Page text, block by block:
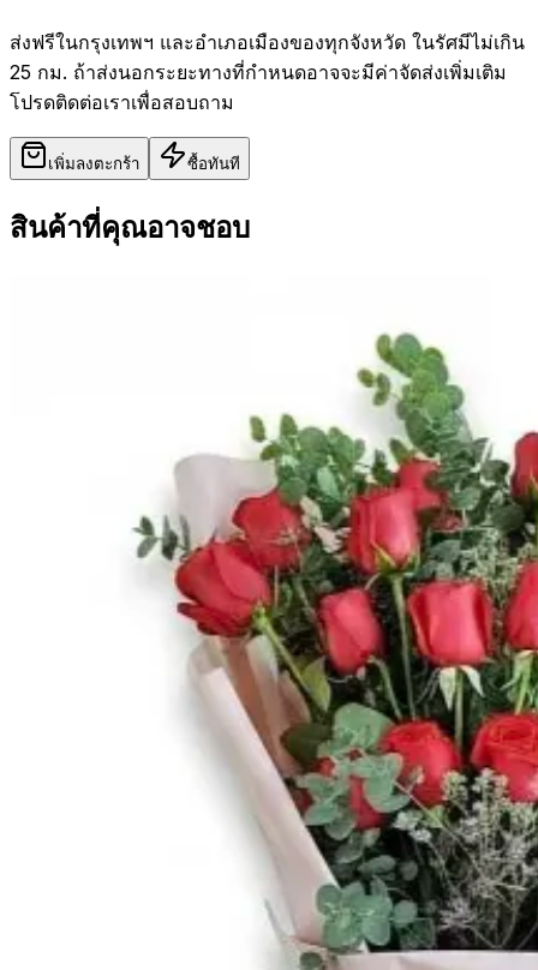
ส่งฟรีในกรุงเทพฯ และอำเภอเมืองของทุกจังหวัด ในรัศมีไม่เกิน
25 กม. ถ้าส่งนอกระยะทางที่กำหนดอาจจะมีค่าจัดส่งเพิ่มเติม
โปรดติดต่อเราเพื่อสอบถาม
เพิ่มลงตะกร้า ซื้อทันที
สินค้าที่คุณอาจชอบ